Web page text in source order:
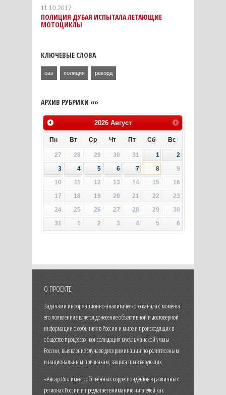
11.10.2017
ПОЛИЦИЯ ДУБАЯ ИСПЫТАЛА ЛЕТАЮЩИЕ
МОТОЦИКЛЫ
КЛЮЧЕВЫЕ СЛОВА
оаэ полиция рекорд
АРХИВ РУБРИКИ «»
2026 Август
Пн Вт Ср Чт Пт Сб Вс
27 28 29 30 31 1
2
3
4 5 6 7 8
9
10
11 12 13 14 15
16
17
18 19 20 21 22
23
24
25 26 27 28 29
30
31
1 2 3 4 5 6
О ПРОЕКТЕ
Задачами информационно-аналитического канала с момента
его появления является донесение объективной и достоверной
информации о событиях в России и мире и происходящих в
обществе процессах, консолидация мусульманской уммы
России, выявление случаев дискриминации по религиозным
и национальным признакам, защита прав верующих.
«Ансар.Ru» имеет собственных корреспондентов в различных
регионах России и предлагает вниманию читателей как